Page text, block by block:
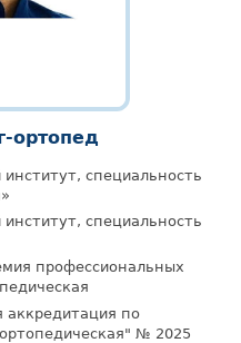
ортопед
специальность
специальность
профессиональных
аккредитация по
№ 2025